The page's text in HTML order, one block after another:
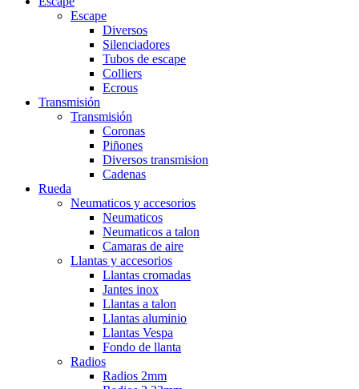
Escape
Diversos
Silenciadores
Tubos de escape
Colliers
Ecrous
Transmisión
Transmisión
Coronas
Piñones
Diversos transmision
Cadenas
Rueda
Neumaticos y accesorios
Neumaticos
Neumaticos a talon
Camaras de aire
Llantas y accesorios
Llantas cromadas
Jantes inox
Llantas a talon
Llantas aluminio
Llantas Vespa
Fondo de llanta
Radios
Radios 2mm